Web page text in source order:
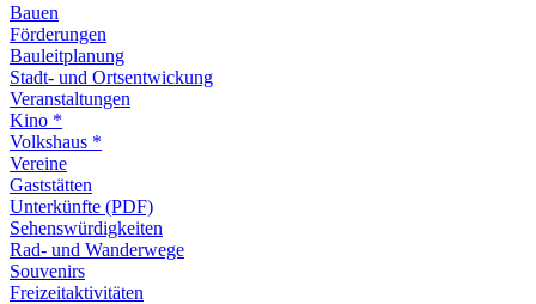
Bauen
Förderungen
Bauleitplanung
Stadt- und Ortsentwickung
Veranstaltungen
Kino *
Volkshaus *
Vereine
Gaststätten
Unterkünfte (PDF)
Sehenswürdigkeiten
Rad- und Wanderwege
Souvenirs
Freizeitaktivitäten